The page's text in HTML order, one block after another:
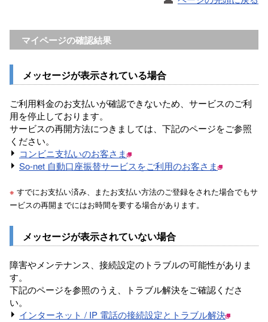
マイページの確認結果
メッセージが表示されている場合
ご利用料金のお支払いが確認できないため、サービスのご利
用を停止しております。
サービスの再開方法につきましては、下記のページをご参照
ください。
コンビニ支払いのお客さま
So-net 自動口座振替サービスをご利用のお客さま
※ すでにお支払い済み、またお支払い方法のご登録をされた場合でもサ
ービスの再開までにはお時間を要する場合があります。
メッセージが表示されていない場合
障害やメンテナンス、接続設定のトラブルの可能性がありま
す。
下記のページを参照のうえ、トラブル解決をご確認くださ
い。
インターネット / IP 電話の接続設定とトラブル解決